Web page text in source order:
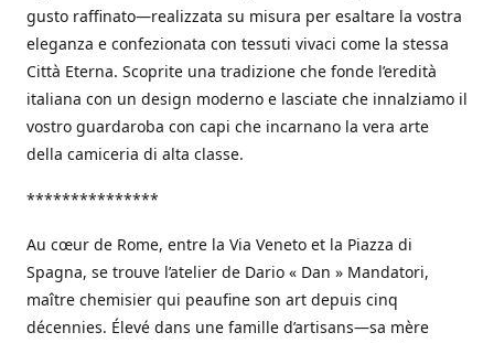
gusto raffinato—realizzata su misura per esaltare la vostra
eleganza e confezionata con tessuti vivaci come la stessa
Città Eterna. Scoprite una tradizione che fonde l’eredità
italiana con un design moderno e lasciate che innalziamo il
vostro guardaroba con capi che incarnano la vera arte
della camiceria di alta classe.
***************
Au cœur de Rome, entre la Via Veneto et la Piazza di
Spagna, se trouve l’atelier de Dario « Dan » Mandatori,
maître chemisier qui peaufine son art depuis cinq
décennies. Élevé dans une famille d’artisans—sa mère